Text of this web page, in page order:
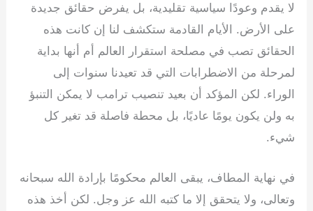
لا يقدم وعودًا سياسية تقليدية، بل يفرض حقائق جديدة
على الأرض. الأيام القادمة ستكشف لنا إن كانت هذه
الحقائق تصب في مصلحة استقرار العالم أم أنها بداية
لمرحلة من الاضطرابات التي قد تعيدنا سنوات إلى
الوراء. لكن المؤكد أن بعيد تنصيب ترامب لا يمكن التنبؤ
به ولن يكون يومًا عاديًا، بل محطة فاصلة قد تغير كل
شيء.
في نهاية المطاف، يبقى العالم محكومًا بإرادة الله سبحانه
وتعالى، ولا يتحقق إلا ما كتبه الله عز وجل. لكن أخذ هذه